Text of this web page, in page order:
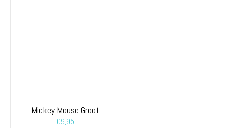
Mickey Mouse Groot
€9,95